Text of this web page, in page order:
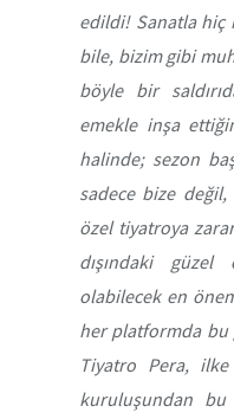
edildi! Sanatla hiç
bile, bizim gibi
böyle bir
emekle inşa
halinde; sezon
sadece bize değil,
özel tiyatroya
dışındaki
olabilecek en
her platformda bu
Tiyatro Pera,
kuruluşundan bu